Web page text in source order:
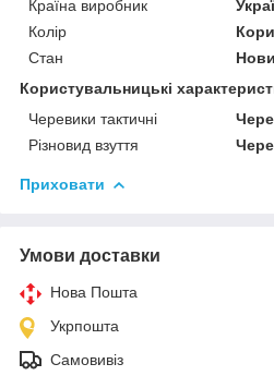
Країна виробник
Колір
Стан
Користувальницькі
Черевики тактичні
Різновид взуття
Приховати
Умови доставки
Нова Пошта
Укрпошта
Самовивіз